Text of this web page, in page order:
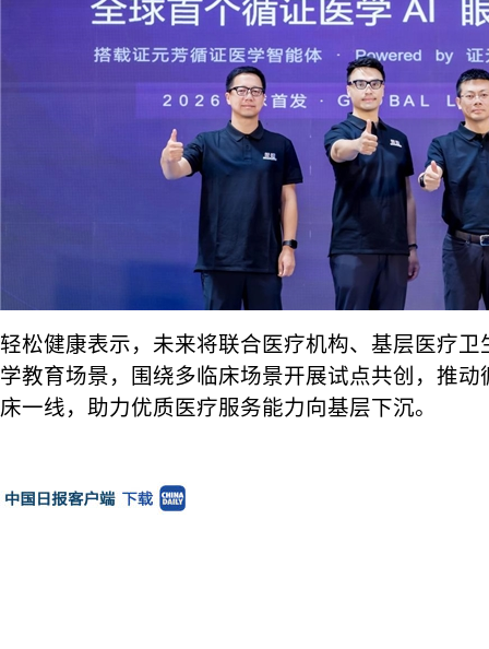
轻松健康表示，未来将联合医疗机构、基层医疗
学教育场景，围绕多临床场景开展试点共创，推
床一线，助力优质医疗服务能力向基层下沉。